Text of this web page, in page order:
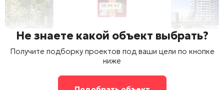
Не знаете какой объект выбрать?
Получите подборку проектов под ваши цели по кнопке
ниже